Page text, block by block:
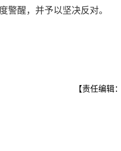
警醒，并予以坚决反对。
【责任编辑